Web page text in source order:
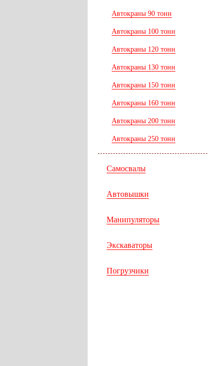
Автокраны 90 тонн
Автокраны 100 тонн
Автокраны 120 тонн
Автокраны 130 тонн
Автокраны 150 тонн
Автокраны 160 тонн
Автокраны 200 тонн
Автокраны 250 тонн
Самосвалы
Автовышки
Манипуляторы
Экскаваторы
Погрузчики